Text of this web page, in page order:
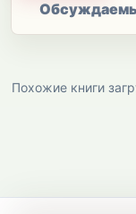
Похожие книги